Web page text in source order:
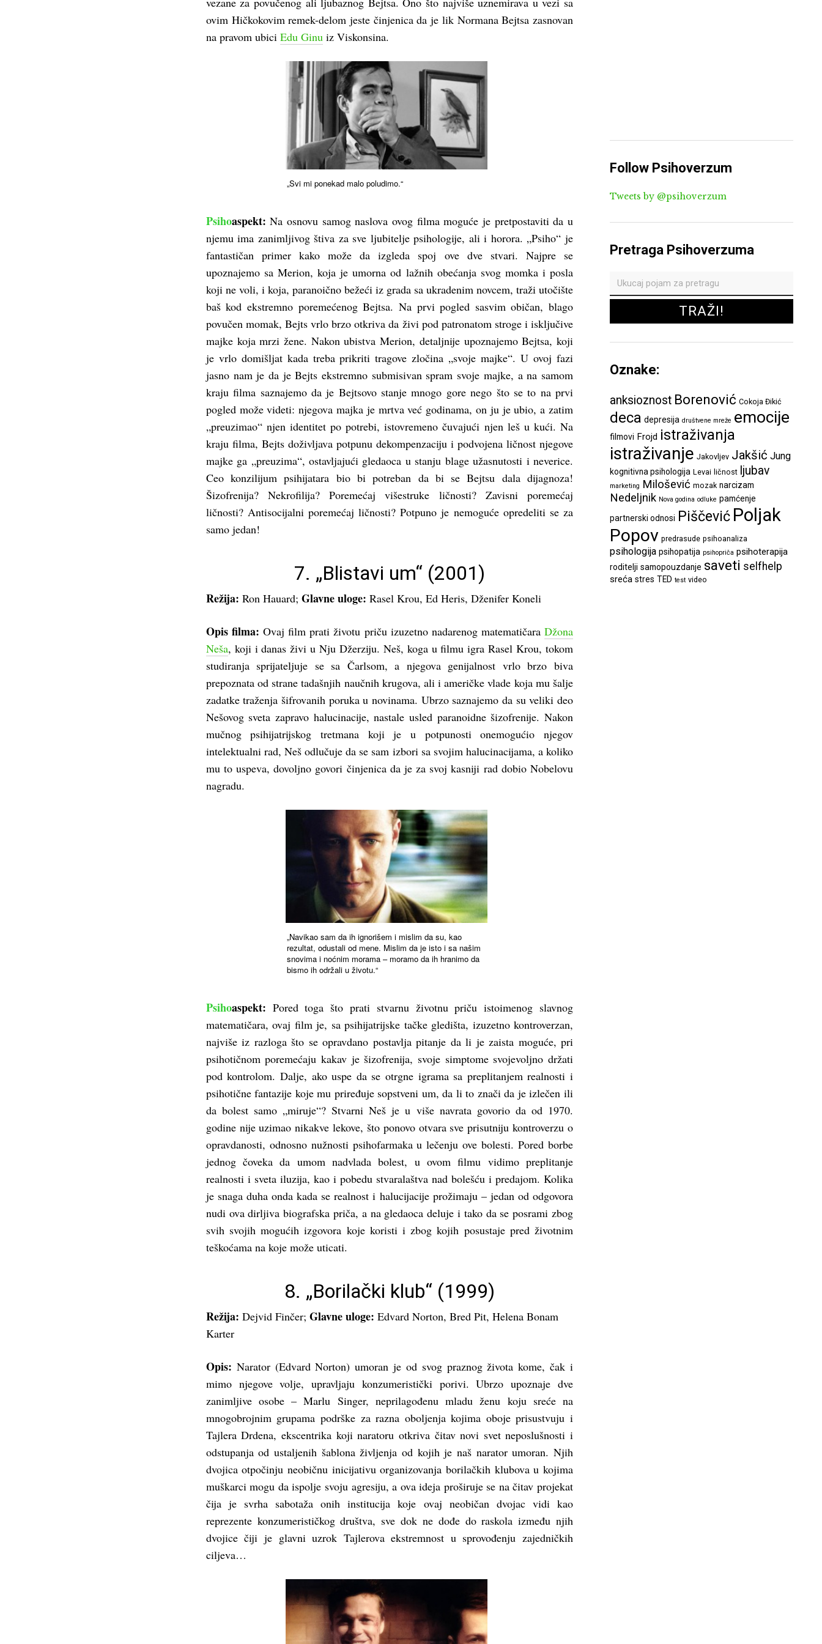
ovim Hičkokovim remek-delom jeste činjenica da je lik Normana Bejtsa zasnovan
na pravom ubici Edu Ginuiz Viskonsina.
„Svi mi ponekad malo poludimo.“
Psihoaspekt:Na osnovu samog naslova ovog filma moguće je pretpostaviti da u
njemu ima zanimljivog štiva za sve ljubitelje psihologije, ali i horora. „Psiho“ je
fantastičan primer kako može da izgleda spoj ove dve stvari. Najpre se
upoznajemo sa Merion, koja je umorna od lažnih obećanja svog momka i posla
koji ne voli, i koja, paranoično bežeći iz grada sa ukradenim novcem, traži utočište
baš kod ekstremno poremećenog Bejtsa. Na prvi pogled sasvim običan, blago
povučen momak, Bejts vrlo brzo otkriva da živi pod patronatom stroge i isključive
majke koja mrzi žene. Nakon ubistva Merion, detaljnije upoznajemo Bejtsa, koji
je vrlo domišljat kada treba prikriti tragove zločina „svoje majke“. U ovoj fazi
jasno nam je da je Bejts ekstremno submisivan spram svoje majke, a na samom
kraju filma saznajemo da je Bejtsovo stanje mnogo gore nego što se to na prvi
pogled može videti: njegova majka je mrtva već godinama, on ju je ubio, a zatim
„preuzimao“ njen identitet po potrebi, istovremeno čuvajući njen leš u kući. Na
kraju filma, Bejts doživljava potpunu dekompenzaciju i podvojena ličnost njegove
majke ga „preuzima“, ostavljajući gledaoca u stanju blage užasnutosti i neverice.
Ceo konzilijum psihijatara bio bi potreban da bi se Bejtsu dala dijagnoza!
Šizofrenija? Nekrofilija? Poremećaj višestruke ličnosti? Zavisni poremećaj
ličnosti? Antisocijalni poremećaj ličnosti? Potpuno je nemoguće opredeliti se za
samo jedan!
7. „Blistavi um“ (2001)
Režija: Ron Hauard; Glavne uloge: Rasel Krou, Ed Heris, Dženifer Koneli
Opis filma: Ovaj film prati životu priču izuzetno nadarenog matematičaraDžona
Neša, koji i danas živi u Nju Džerziju. Neš, koga u filmu igra Rasel Krou, tokom
studiranja sprijateljuje se sa Čarlsom, a njegova genijalnost vrlo brzo biva
prepoznata od strane tadašnjih naučnih krugova, ali i američke vlade koja mu šalje
zadatke traženja šifrovanih poruka u novinama. Ubrzo saznajemo da su veliki deo
Nešovog sveta zapravo halucinacije, nastale usled paranoidne šizofrenije. Nakon
mučnog psihijatrijskog tretmana koji je u potpunosti onemogućio njegov
intelektualni rad, Neš odlučuje da se sam izbori sa svojim halucinacijama, a koliko
mu to uspeva, dovoljno govori činjenica da je za svoj kasniji rad dobio Nobelovu
nagradu.
„Navikao sam da ih ignorišem i mislim da su, kao
rezultat, odustali od mene. Mislim da je isto i sa našim
snovima i noćnim morama – moramo da ih hranimo da
bismo ih održali u životu.“
Psihoaspekt: Pored toga što prati stvarnu životnu priču istoimenog slavnog
matematičara, ovaj film je, sa psihijatrijske tačke gledišta, izuzetno kontroverzan,
najviše iz razloga što se opravdano postavlja pitanje da li je zaista moguće, pri
psihotičnom poremećaju kakav je šizofrenija, svoje simptome svojevoljno držati
pod kontrolom. Dalje, ako uspe da se otrgne igrama sa preplitanjem realnosti i
psihotične fantazije koje mu priređuje sopstveni um, da li to znači da je izlečen ili
da bolest samo „miruje“? Stvarni Neš je u više navrata govorio da od 1970.
godine nije uzimao nikakve lekove, što ponovo otvara sve prisutniju kontroverzu o
opravdanosti, odnosno nužnosti psihofarmaka u lečenju ove bolesti. Pored borbe
jednog čoveka da umom nadvlada bolest, u ovom filmu vidimo preplitanje
realnosti i sveta iluzija, kao i pobedu stvaralaštva nad bolešću i predajom. Kolika
je snaga duha onda kada se realnost i halucijacije prožimaju – jedan od odgovora
nudi ova dirljiva biografska priča, a na gledaoca deluje i tako da se posrami zbog
svih svojih mogućih izgovora koje koristi i zbog kojih posustaje pred životnim
teškoćama na koje može uticati.
8. „Borilački klub“ (1999)
Režija: Dejvid Finčer; Glavne uloge: Edvard Norton, Bred Pit, Helena Bonam
Karter
Opis: Narator (Edvard Norton) umoran je od svog praznog života kome, čak i
mimo njegove volje, upravljaju konzumeristički porivi. Ubrzo upoznaje dve
zanimljive osobe – Marlu Singer, neprilagođenu mladu ženu koju sreće na
mnogobrojnim grupama podrške za razna oboljenja kojima oboje prisustvuju i
Tajlera Drdena, ekscentrika koji naratoru otkriva čitav novi svet neposlušnosti i
odstupanja od ustaljenih šablona življenja od kojih je naš narator umoran. Njih
dvojica otpočinju neobičnu inicijativu organizovanja borilačkih klubova u kojima
muškarci mogu da ispolje svoju agresiju, a ova ideja proširuje se na čitav projekat
čija je svrha sabotaža onih institucija koje ovaj neobičan dvojac vidi kao
reprezente konzumerističkog društva, sve dok ne dođe do raskola između njih
dvojice čiji je glavni uzrok Tajlerova ekstremnost u sprovođenju zajedničkih
ciljeva…
Follow Psihoverzum
Tweets by @psihoverzum
Pretraga Psihoverzuma
Oznake:
anksioznost Borenović Cokoja Đikić
deca depresija društvene mreže emocije
filmovi Frojd istraživanja
istraživanje Jakovljev Jakšić Jung
kognitivna psihologija Levai ličnost ljubav
marketing Milošević mozak narcizam
Nedeljnik Nova godina odluke pamćenje
partnerski odnosi Piščević Poljak
Popov predrasude psihoanaliza
psihologija psihopatija psihopriča psihoterapija
roditelji samopouzdanje saveti selfhelp
sreća stres TED test video